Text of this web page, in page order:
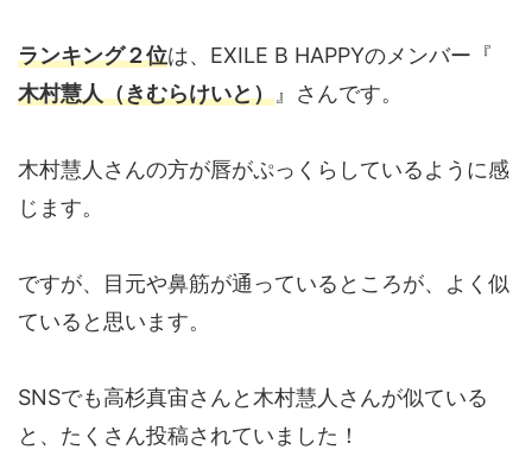
ランキング２位は、EXILE B HAPPYのメンバー『
木村慧人（きむらけいと） 』さんです。
木村慧人さんの方が唇がぷっくらしているように感
じます。
ですが、目元や鼻筋が通っているところが、よく似
ていると思います。
SNSでも高杉真宙さんと木村慧人さんが似ている
と、たくさん投稿されていました！